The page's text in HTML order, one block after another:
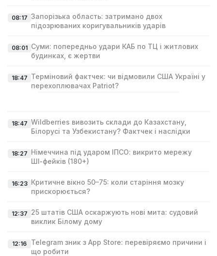
08:17 Запорізька область: затримано двох
підозрюваних коригувальників ударів
08:01 Суми: попередньо удари КАБ по ТЦ і житлових
будинках, є жертви
18:47 Терміновий фактчек: чи відмовили США Україні у
перехоплювачах Patriot?
18:47 Wildberries вивозить склади до Казахстану,
Білорусі та Узбекистану? Фактчек і наслідки
18:27 Німеччина під ударом ІПСО: викрито мережу
ШІ‑фейків (180+)
16:23 Критичне вікно 50–75: коли старіння мозку
прискорюється?
12:37 25 штатів США оскаржують нові мита: судовий
виклик Білому дому
12:16
Telegram зник з App Store: перевіряємо причини і
що робити